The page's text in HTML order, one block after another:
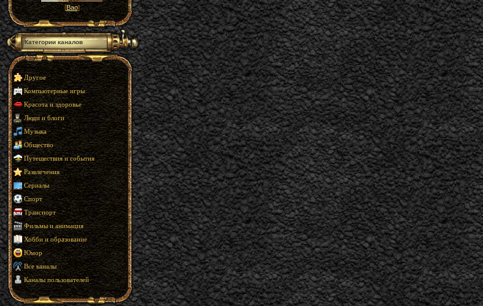
[Вао]
Категории каналов
Другое
Компьютерные игры
Красота и здоровье
Люди и блоги
Музыка
Общество
Путешествия и события
Развлечения
Сериалы
Спорт
Транспорт
Фильмы и анимация
Хобби и образование
Юмор
Все каналы
Каналы пользователей